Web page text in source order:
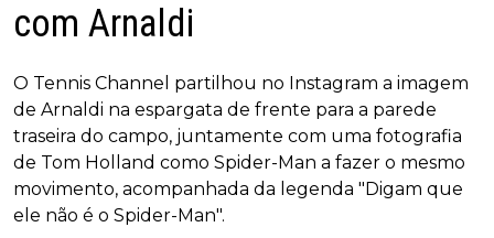
com Arnaldi
O Tennis Channel partilhou no Instagram a imagem
de Arnaldi na espargata de frente para a parede
traseira do campo, juntamente com uma fotografia
de Tom Holland como Spider-Man a fazer o mesmo
movimento, acompanhada da legenda "Digam que
ele não é o Spider-Man".